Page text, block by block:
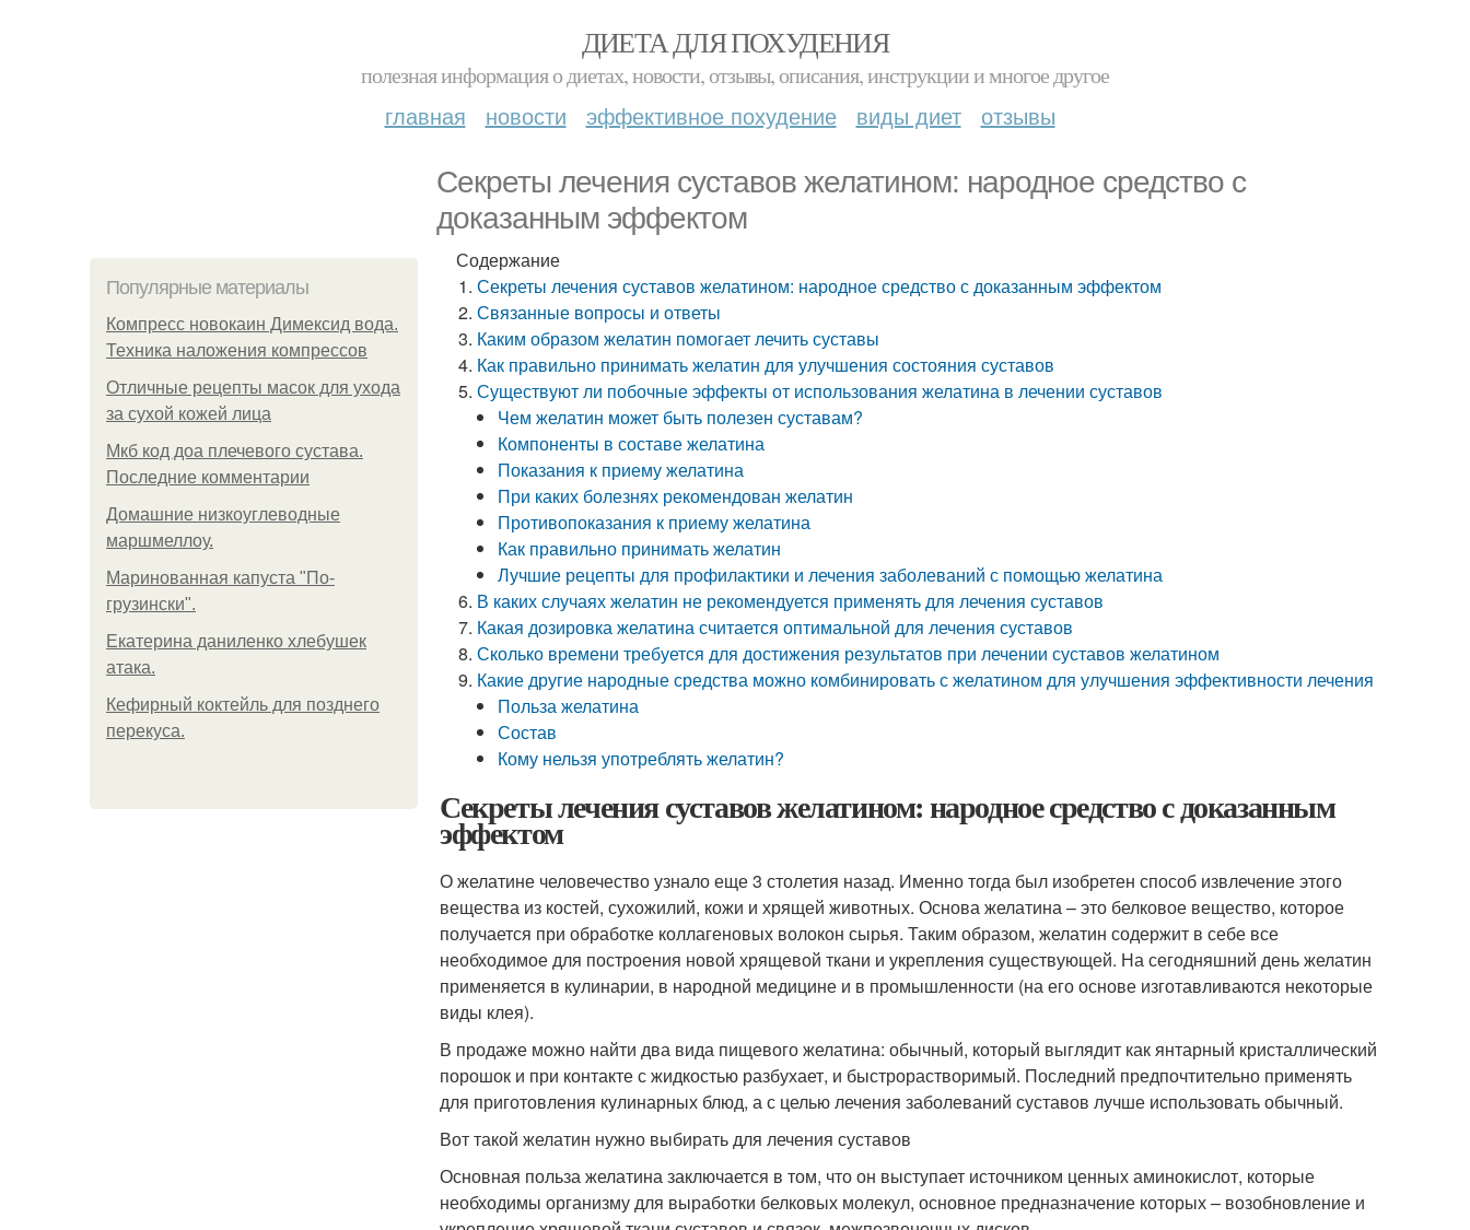
ДИЕТА ДЛЯ ПОХУДЕНИЯ
полезная информация о диетах, новости, отзывы, описания, инструкции и многое другое
главная новости эффективное похудение виды диет отзывы
Секреты лечения суставов желатином: народное средство с
доказанным эффектом
Популярные материалы
Компресс новокаин Димексид вода.
Техника наложения компрессов
Отличные рецепты масок для ухода
за сухой кожей лица
Мкб код доа плечевого сустава.
Последние комментарии
Домашние низкоуглеводные
маршмеллоу.
Маринованная капуста "По-
грузински".
Екатерина даниленко хлебушек
атака.
Кефирный коктейль для позднего
перекуса.
Содержание
Секреты лечения суставов желатином: народное средство с доказанным эффектом
Связанные вопросы и ответы
Каким образом желатин помогает лечить суставы
Как правильно принимать желатин для улучшения состояния суставов
Существуют ли побочные эффекты от использования желатина в лечении суставов
Чем желатин может быть полезен суставам?
Компоненты в составе желатина
Показания к приему желатина
При каких болезнях рекомендован желатин
Противопоказания к приему желатина
Как правильно принимать желатин
Лучшие рецепты для профилактики и лечения заболеваний с помощью желатина
В каких случаях желатин не рекомендуется применять для лечения суставов
Какая дозировка желатина считается оптимальной для лечения суставов
Сколько времени требуется для достижения результатов при лечении суставов желатином
Какие другие народные средства можно комбинировать с желатином для улучшения эффективности лечения
Польза желатина
Состав
Кому нельзя употреблять желатин?
Секреты лечения суставов желатином: народное средство с доказанным
эффектом
О желатине человечество узнало еще 3 столетия назад. Именно тогда был изобретен способ извлечение этого
вещества из костей, сухожилий, кожи и хрящей животных. Основа желатина – это белковое вещество, которое
получается при обработке коллагеновых волокон сырья. Таким образом, желатин содержит в себе все
необходимое для построения новой хрящевой ткани и укрепления существующей. На сегодняшний день желатин
применяется в кулинарии, в народной медицине и в промышленности (на его основе изготавливаются некоторые
виды клея).
В продаже можно найти два вида пищевого желатина: обычный, который выглядит как янтарный кристаллический
порошок и при контакте с жидкостью разбухает, и быстрорастворимый. Последний предпочтительно применять
для приготовления кулинарных блюд, а с целью лечения заболеваний суставов лучше использовать обычный.
Вот такой желатин нужно выбирать для лечения суставов
Основная польза желатина заключается в том, что он выступает источником ценных аминокислот, которые
необходимы организму для выработки белковых молекул, основное предназначение которых – возобновление и